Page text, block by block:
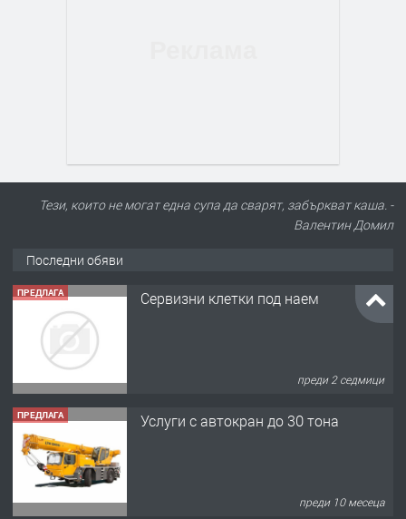
Тези, които не могат една супа да сварят, забъркват каша. -
Валентин Домил
Последни обяви
ПРЕДЛАГА Сервизни клетки под наем
преди 2 седмици
ПРЕДЛАГА Услуги с автокран до 30 тона
преди 10 месеца